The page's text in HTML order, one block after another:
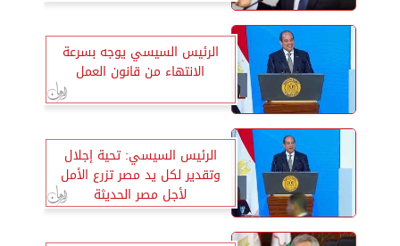
الرئيس السيسي يوجه بسرعة
الانتهاء من قانون العمل
الرئيس السيسي: تحية إجلال
وتقدير لكل يد مصر تزرع الأمل
لأجل مصر الحديثة